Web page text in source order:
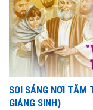
SOI SÁNG NƠI
GIÁNG SINH)